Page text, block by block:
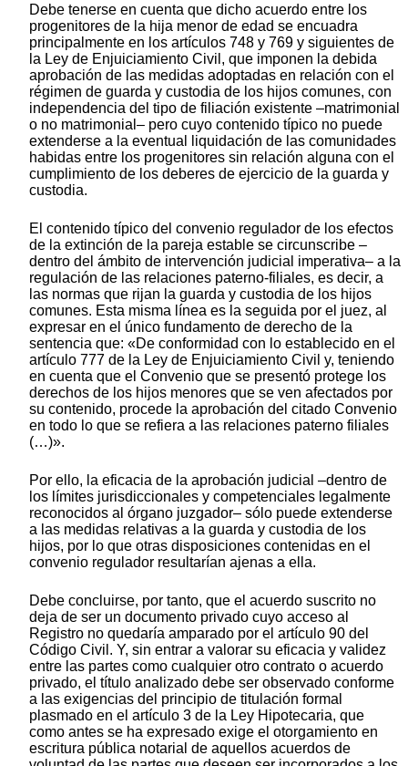
Debe tenerse en cuenta que dicho acuerdo entre los
progenitores de la hija menor de edad se encuadra
principalmente en los artículos 748 y 769 y siguientes de
la Ley de Enjuiciamiento Civil, que imponen la debida
aprobación de las medidas adoptadas en relación con el
régimen de guarda y custodia de los hijos comunes, con
independencia del tipo de filiación existente –matrimonial
o no matrimonial– pero cuyo contenido típico no puede
extenderse a la eventual liquidación de las comunidades
habidas entre los progenitores sin relación alguna con el
cumplimiento de los deberes de ejercicio de la guarda y
custodia.
El contenido típico del convenio regulador de los efectos
de la extinción de la pareja estable se circunscribe –
dentro del ámbito de intervención judicial imperativa– a la
regulación de las relaciones paterno-filiales, es decir, a
las normas que rijan la guarda y custodia de los hijos
comunes. Esta misma línea es la seguida por el juez, al
expresar en el único fundamento de derecho de la
sentencia que: «De conformidad con lo establecido en el
artículo 777 de la Ley de Enjuiciamiento Civil y, teniendo
en cuenta que el Convenio que se presentó protege los
derechos de los hijos menores que se ven afectados por
su contenido, procede la aprobación del citado Convenio
en todo lo que se refiera a las relaciones paterno filiales
(…)».
Por ello, la eficacia de la aprobación judicial –dentro de
los límites jurisdiccionales y competenciales legalmente
reconocidos al órgano juzgador– sólo puede extenderse
a las medidas relativas a la guarda y custodia de los
hijos, por lo que otras disposiciones contenidas en el
convenio regulador resultarían ajenas a ella.
Debe concluirse, por tanto, que el acuerdo suscrito no
deja de ser un documento privado cuyo acceso al
Registro no quedaría amparado por el artículo 90 del
Código Civil. Y, sin entrar a valorar su eficacia y validez
entre las partes como cualquier otro contrato o acuerdo
privado, el título analizado debe ser observado conforme
a las exigencias del principio de titulación formal
plasmado en el artículo 3 de la Ley Hipotecaria, que
como antes se ha expresado exige el otorgamiento en
escritura pública notarial de aquellos acuerdos de